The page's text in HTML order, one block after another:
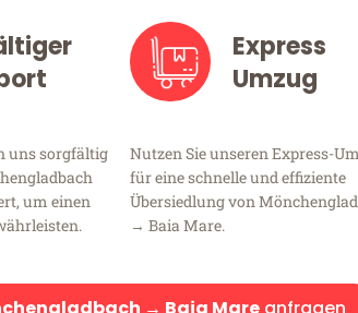
uns sorgfältig
um einen
Express
Umzug
Nutzen Sie unseren Express-
für eine schnelle und effiziente
Übersiedlung von
→ Baia Mare.
→ Baia Mare anfragen